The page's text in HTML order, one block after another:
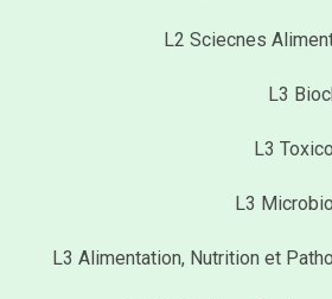
L2 Sciecnes
L3
L3
L3
L3 Alimentation, Nutrition et